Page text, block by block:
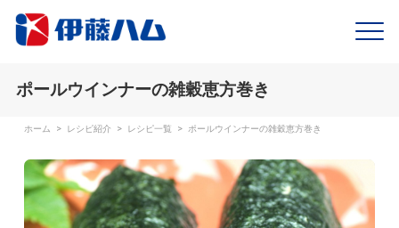
ポールウインナーの雑穀恵方巻き
ホーム > レシピ紹介 > レシピ一覧 > ポールウインナーの雑穀恵方巻き